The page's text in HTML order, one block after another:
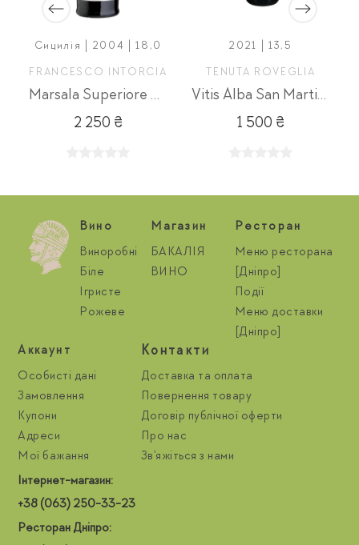
Сицилія | 2004 | 18,0
FRANCESCO INTORCIA
Marsala Superiore Ambra
2 250 ₴
2021 | 13,5
TENUTA ROVEGLIA
Vitis Alba San Martino della Battaglia DOC
1 500 ₴
Вино
Виноробні
Біле
Ігристе
Рожеве
Магазин
БАКАЛІЯ
ВИНО
Ресторан
Меню ресторана
[Дніпро]
Події
Меню доставки
[Дніпро]
Aккаунт
Особисті дані
Замовлення
Купони
Адреси
Мої бажання
Контакти
Доставка та оплата
Повернення товару
Договір публічної оферти
Про нас
Зв'яжіться з нами
Інтернет-магазин:
+38 (063) 250-33-23
Ресторан Дніпро: